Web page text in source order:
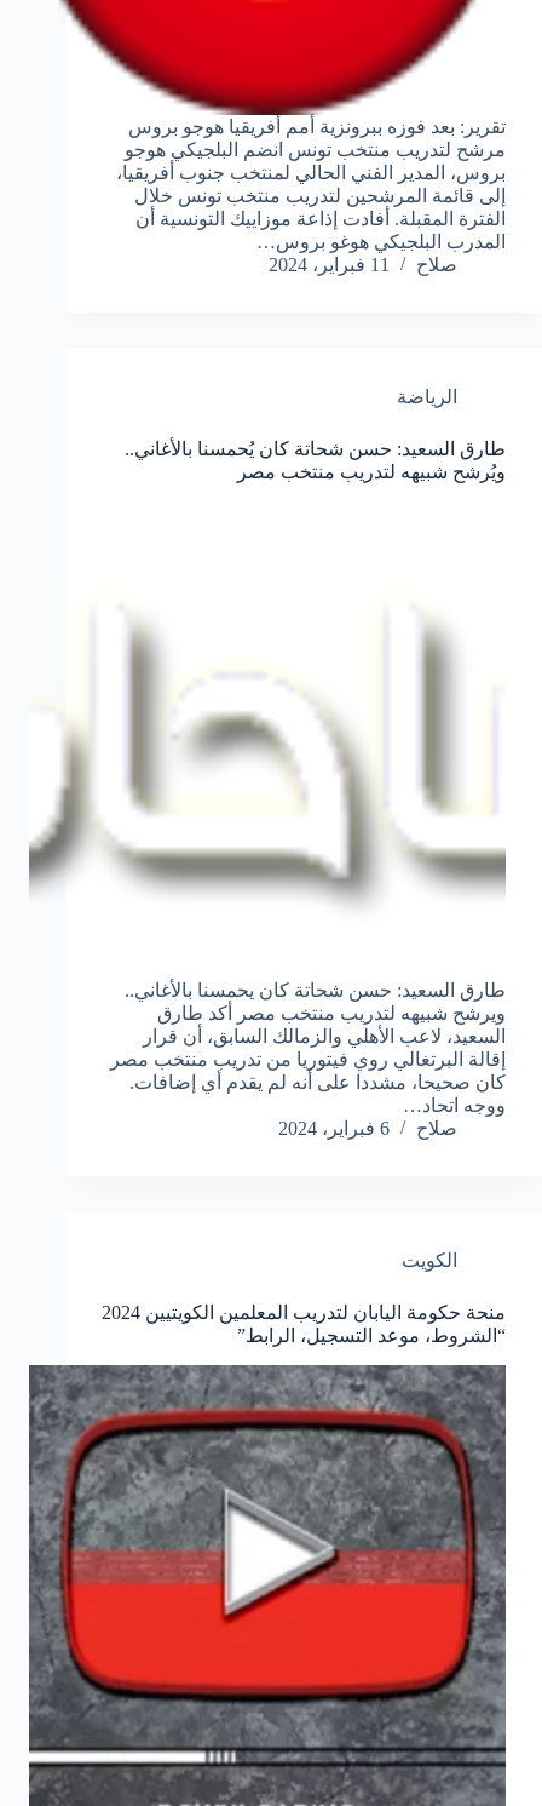
تقرير: بعد فوزه ببرونزية أمم أفريقيا هوجو بروس
مرشح لتدريب منتخب تونس انضم البلجيكي هوجو
بروس، المدير الفني الحالي لمنتخب جنوب أفريقيا،
إلى قائمة المرشحين لتدريب منتخب تونس خلال
الفترة المقبلة. أفادت إذاعة موزاييك التونسية أن
المدرب البلجيكي هوغو بروس…
صلاح
11 فبراير، 2024
الرياضة
طارق السعيد: حسن شحاتة كان يُحمسنا بالأغاني..
ويُرشح شبيهه لتدريب منتخب مصر
طارق السعيد: حسن شحاتة كان يحمسنا بالأغاني..
ويرشح شبيهه لتدريب منتخب مصر أكد طارق
السعيد، لاعب الأهلي والزمالك السابق، أن قرار
إقالة البرتغالي روي فيتوريا من تدريب منتخب مصر
كان صحيحا، مشددا على أنه لم يقدم أي إضافات.
ووجه اتحاد…
صلاح
6 فبراير، 2024
الكويت
منحة حكومة اليابان لتدريب المعلمين الكويتيين 2024
“الشروط، موعد التسجيل، الرابط”